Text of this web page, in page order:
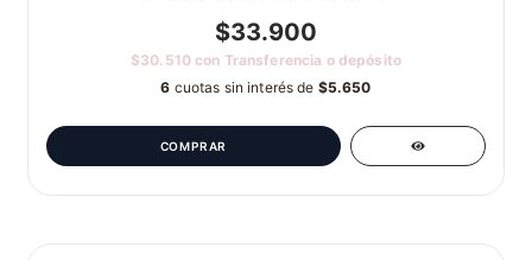
$33.900
$30.510con Transferencia o depósito
6 cuotas sin interés de $5.650